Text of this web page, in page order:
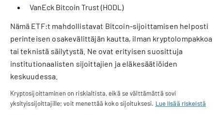
VanEck Bitcoin Trust (HODL)
Nämä ETF:t mahdollistavat Bitcoin-sijoittamisen helposti
perinteisen osakevälittäjän kautta, ilman kryptolompakkoa
tai teknistä säilytystä. Ne ovat erityisen suosittuja
institutionaalisten sijoittajien ja eläkesäätiöiden
keskuudessa.
Kryptosijoittaminen on riskialtista, eikä se välttämättä sovi
yksityissijoittajille; voit menettää koko sijoituksesi. Lue lisää riskeistä